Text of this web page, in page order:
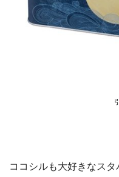
ココシルも大好きなスタ